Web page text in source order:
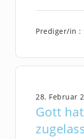
Prediger/in :
Gott
28. Februar